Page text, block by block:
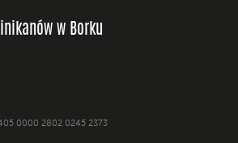
w Borku
0000 2802 0245 2373